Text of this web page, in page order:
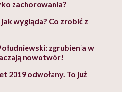
zachorowania?
wygląda? Co zrobić z
zgrubienia w
nowotwór!
2019 odwołany. To już